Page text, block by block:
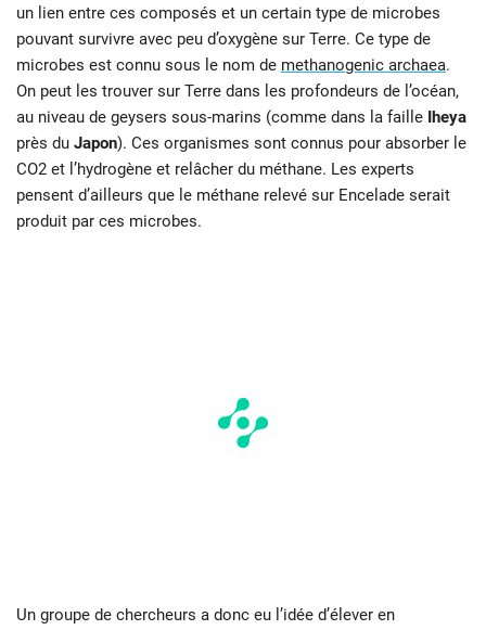
un lien entre ces composés et un certain type de microbes
pouvant survivre avec peu d’oxygène sur Terre. Ce type de
microbes est connu sous le nom de methanogenic archaea.
On peut les trouver sur Terre dans les profondeurs de l’océan,
au niveau de geysers sous-marins (comme dans la faille Iheya
près du Japon). Ces organismes sont connus pour absorber le
CO2 et l’hydrogène et relâcher du méthane. Les experts
pensent d’ailleurs que le méthane relevé sur Encelade serait
produit par ces microbes.
Un groupe de chercheurs a donc eu l’idée d’élever en